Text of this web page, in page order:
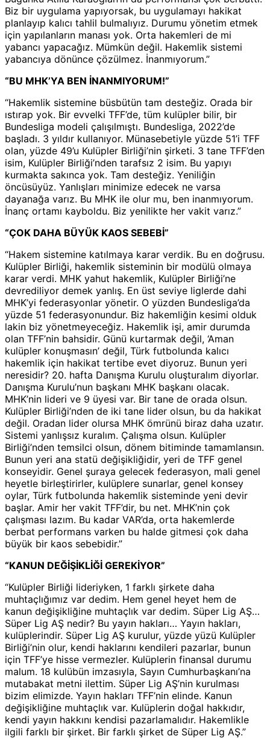
Biz bir uygulama yapıyorsak, bu uygulamayı hakikat
planlayıp kalıcı tahlil bulmalıyız. Durumu yönetim etmek
için yapılanların manası yok. Orta hakemleri de mi
yabancı yapacağız. Mümkün değil. Hakemlik sistemi
yabancıya dönünce çözülmez. İnanmıyorum.”
“BU MHK’YA BEN İNANMIYORUM!”
“Hakemlik sistemine büsbütün tam desteğiz. Orada bir
ıstırap yok. Bir evvelki TFF’de, tüm kulüpler bilir, bir
Bundesliga modeli çalışılmıştı. Bundesliga, 2022’de
başladı. 3 yıldır kullanıyor. Münasebetiyle yüzde 51’i TFF
olan, yüzde 49’u Kulüpler Birliği’nin şirketi. 3 tane TFF’den
isim, Kulüpler Birliği’nden tarafsız 2 isim. Bu yapıyı
kurmakta sakınca yok. Tam desteğiz. Yeniliğin
öncüsüyüz. Yanlışları minimize edecek ne varsa
dayanağa varız. Bu MHK ile olur mu, ben inanmıyorum.
İnanç ortamı kayboldu. Biz yenilikte her vakit varız.”
“ÇOK DAHA BÜYÜK KAOS SEBEBİ”
“Hakem sistemine katılmaya karar verdik. Bu en doğrusu.
Kulüpler Birliği, hakemlik sisteminin bir modülü olmaya
karar verdi. MHK yahut hakemlik, Kulüpler Birliği’ne
devrediliyor demek yanlış. En üst seviye liglerde dahi
MHK’yi federasyonlar yönetir. O yüzden Bundesliga’da
yüzde 51 federasyonundur. Biz hakemliğin kesimi olduk
lakin biz yönetmeyeceğiz. Hakemlik işi, amir durumda
olan TFF’nin bahsidir. Günü kurtarmak değil, ‘Aman
kulüpler konuşmasın’ değil, Türk futbolunda kalıcı
hakemlik için hakikat tertibe evet diyoruz. Bunun yeri
neresidir? 20. hafta Danışma Kurulu oluşturalım diyorlar.
Danışma Kurulu’nun başkanı MHK başkanı olacak.
MHK’nin lideri ve 9 üyesi var. Bir tane de orada olsun.
Kulüpler Birliği’nden de iki tane lider olsun, bu da hakikat
değil. Oradan lider olursa MHK ömrünü biraz daha uzatır.
Sistemi yanlışsız kuralım. Çalışma olsun. Kulüpler
Birliği’nden temsilci olsun, dönem bitiminde tamamlansın.
Bunun yeri ana statü değişikliğidir, yeri de TFF genel
konseyidir. Genel şuraya gelecek federasyon, mali genel
heyetle birleştirirler, kulüplere sunarlar, genel konsey
oylar, Türk futbolunda hakemlik sisteminde yeni devir
başlar. Amir her vakit TFF’dir, bu net. MHK’nin çok
çalışması lazım. Bu kadar VAR’da, orta hakemlerde
berbat performans varken bu halde gitmesi çok daha
büyük bir kaos sebebidir.”
“KANUN DEĞİŞİKLİĞİ GEREKİYOR”
“Kulüpler Birliği lideriyken, 1 farklı şirkete daha
muhtaçlığımız var dedim. Hem genel heyet hem de
kanun değişikliğine muhtaçlık var dedim. Süper Lig AŞ…
Süper Lig AŞ nedir? Bu yayın hakları… Yayın hakları,
kulüplerindir. Süper Lig AŞ kurulur, yüzde yüzü Kulüpler
Birliği’nin olur, kendi haklarını kendileri pazarlar, bunun
için TFF’ye hisse vermezler. Kulüplerin finansal durumu
malum. 18 kulübün imzasıyla, Sayın Cumhurbaşkanı’na
mutabakat metni ilettim. Süper Lig AŞ’nin kurulması
bizim elimizde. Yayın hakları TFF’nin elinde. Kanun
değişikliğine muhtaçlık var. Kulüplerin doğal hakkıdır,
kendi yayın hakkını kendisi pazarlamalıdır. Hakemlikle
ilgili farklı bir şirket. Bir farklı şirket de Süper Lig AŞ.”